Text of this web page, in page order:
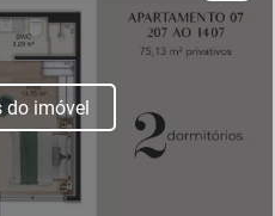
do imóvel